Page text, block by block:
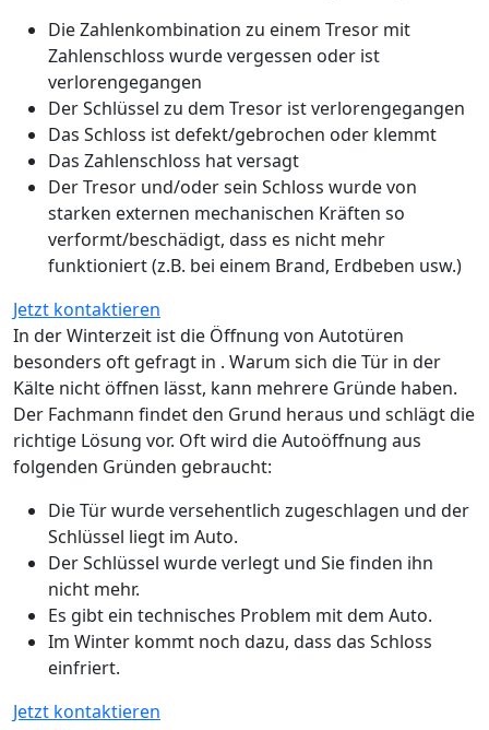
Die Zahlenkombination zu einem Tresor mit
Zahlenschloss wurde vergessen oder ist
verlorengegangen
Der Schlüssel zu dem Tresor ist verlorengegangen
Das Schloss ist defekt/gebrochen oder klemmt
Das Zahlenschloss hat versagt
Der Tresor und/oder sein Schloss wurde von
starken externen mechanischen Kräften so
verformt/beschädigt, dass es nicht mehr
funktioniert (z.B. bei einem Brand, Erdbeben usw.)
Jetzt kontaktieren
In der Winterzeit ist die Öffnung von Autotüren
besonders oft gefragt in . Warum sich die Tür in der
Kälte nicht öffnen lässt, kann mehrere Gründe haben.
Der Fachmann findet den Grund heraus und schlägt die
richtige Lösung vor. Oft wird die Autoöffnung aus
folgenden Gründen gebraucht:
Die Tür wurde versehentlich zugeschlagen und der
Schlüssel liegt im Auto.
Der Schlüssel wurde verlegt und Sie finden ihn
nicht mehr.
Es gibt ein technisches Problem mit dem Auto.
Im Winter kommt noch dazu, dass das Schloss
einfriert.
Jetzt kontaktieren